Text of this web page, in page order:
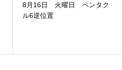
8月16日 火曜日 ペンタク
ル6逆位置